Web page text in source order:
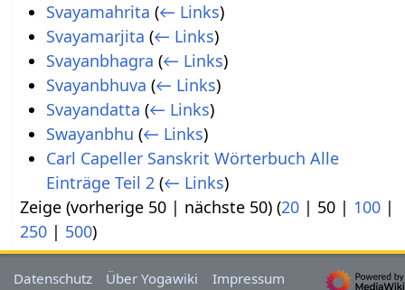
Svayamahrita (← Links)
Svayamarjita (← Links)
Svayanbhagra (← Links)
Svayanbhuva (← Links)
Svayandatta (← Links)
Swayanbhu (← Links)
Carl Capeller Sanskrit Wörterbuch Alle
Einträge Teil 2 (← Links)
Zeige (vorherige 50 | nächste 50) (20 | 50 | 100 |
250 | 500)
Datenschutz Über Yogawiki Impressum